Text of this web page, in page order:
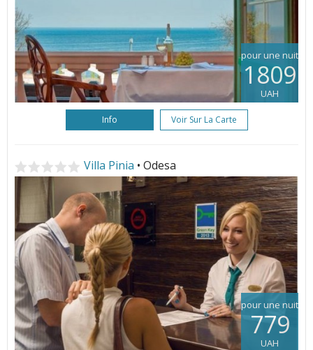
pour une nuit
1809
UAH
Info Voir Sur La Carte
Villa Pinia • Odesa
pour une nuit
779
UAH